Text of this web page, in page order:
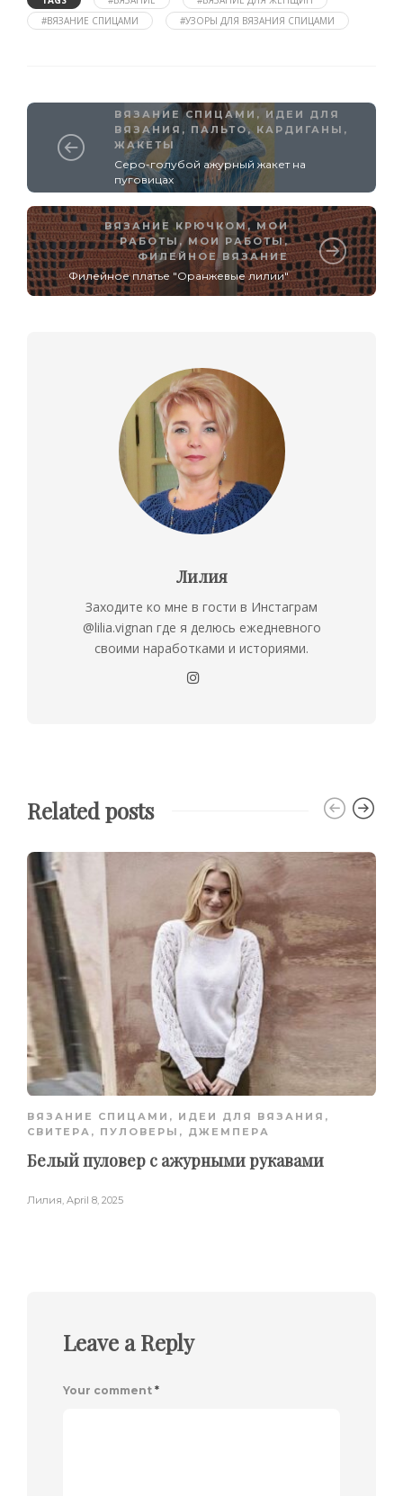
#ВЯЗАНИЕ СПИЦАМИ
#УЗОРЫ ДЛЯ ВЯЗАНИЯ СПИЦАМИ
ВЯЗАНИЕ СПИЦАМИ , ИДЕИ ДЛЯ
ВЯЗАНИЯ , ПАЛЬТО, КАРДИГАНЫ,
ЖАКЕТЫ
Серо-голубой ажурный жакет на
пуговицах
ВЯЗАНИЕ КРЮЧКОМ,МОИ
РАБОТЫ ,МОИ РАБОТЫ,
ФИЛЕЙНОЕ ВЯЗАНИЕ
Филейное платье "Оранжевые лилии"
Лилия
Заходите ко мне в гости в Инстаграм
@lilia.vignan где я делюсь ежедневного
своими наработками и историями.
Related posts
ВЯЗАНИЕ СПИЦАМИ , ИДЕИ ДЛЯ ВЯЗАНИЯ ,
СВИТЕРА, ПУЛОВЕРЫ, ДЖЕМПЕРА
Белый пуловер с ажурными рукавами
Лилия, April 8, 2025
Leave a Reply
Your comment *